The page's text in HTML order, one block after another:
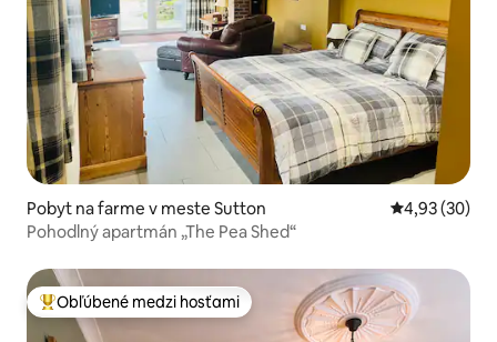
Pobyt na farme v meste Sutton Priemerné
4,93 (30)
Pohodlný apartmán „The Pea Shed“
Najobľúbenejšie medzi hosťami
Obľúbené medzi hosťami